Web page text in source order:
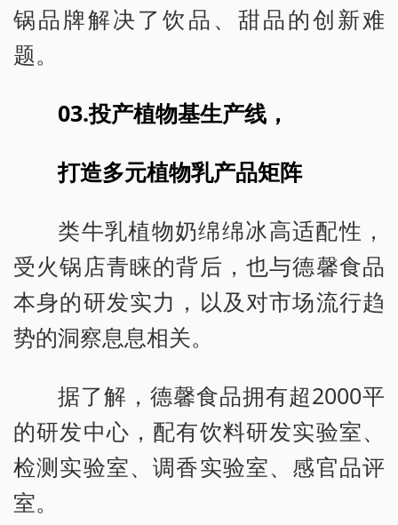
锅品牌解决了饮品、甜品的创新难
题。
03.投产植物基生产线，
打造多元植物乳产品矩阵
类牛乳植物奶绵绵冰高适配性，
受火锅店青睐的背后，也与德馨食品
本身的研发实力，以及对市场流行趋
势的洞察息息相关。
据了解，德馨食品拥有超2000平
的研发中心，配有饮料研发实验室、
检测实验室、调香实验室、感官品评
室。